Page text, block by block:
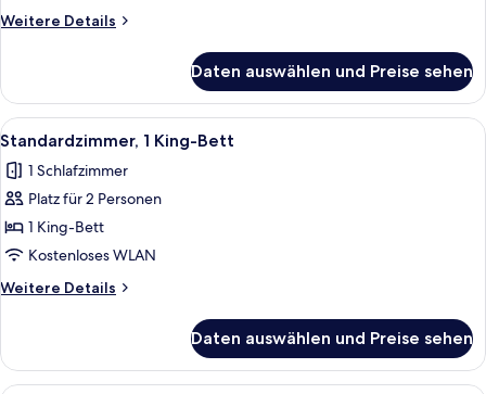
Weitere Details
Weitere
barrierefrei
Daten auswählen und Preise sehen
Alle
Fotos
für
Standardzimmer,
1 King-
Bett
anzeigen
Ein Hotelzimmer mit einem großen
5
Standardzimmer, 1 King-Bett
1 Schlafzimmer
Platz für 2 Personen
1 King-Bett
Kostenloses WLAN
Weitere Details
Weitere
1 King-
Bett
Daten auswählen und Preise sehen